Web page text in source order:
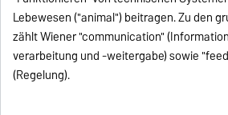
Lebewesen ("animal") beitragen. Zu den
zählt Wiener "communication"
verarbeitung und -weitergabe) sowie
(Regelung).